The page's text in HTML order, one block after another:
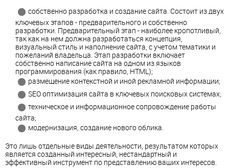
собственно разработка и создание сайта. Состоит из двух
ключевых этапов - предварительного и собственно
разработки. Предварительный этап - наиболее кропотливый,
так как на нем должна разработаться концепция,
визуальный стиль и наполнение сайта, с учетом тематики и
пожеланий владельца. Этап разработки включает
собственно написание сайта на одном из языков
программирования (как правило, HTML);
размещение контекстной и иной рекламной информации;
SEO оптимизация сайта в ключевых поисковых системах;
техническое и информационное сопровождение работы
сайта;
модернизация, создание нового облика.
Это лишь отдельные виды деятельности, результатом которых
является созданный интересный, нестандартный и
эффективный инструмент по представлению ваших интересов.